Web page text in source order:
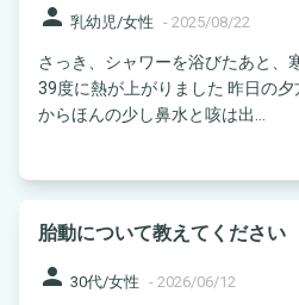
person 乳幼児/女性 - 2025/08/22
さっき、シャワーを浴びたあと、
39度に熱が上がりました 昨日の
からほんの少し鼻水と咳は出...
胎動について教えてください
person 30代/女性 - 2026/06/12